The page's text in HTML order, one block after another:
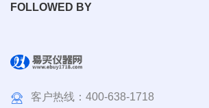
FOLLOWED BY
客户热线： 400-638-1718